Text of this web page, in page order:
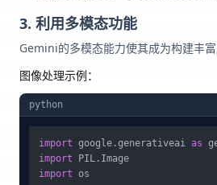
3. 利用多模态功能
Gemini的多模态能力使其成为构建丰富
图像处理示例：
python
import google.generativeai as
import
import os